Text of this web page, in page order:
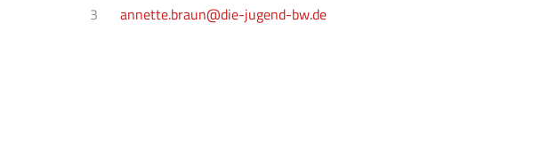
3
annette.braun@die-jugend-bw.de